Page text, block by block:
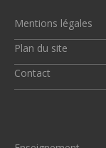
Mentions légales
Plan du site
Contact